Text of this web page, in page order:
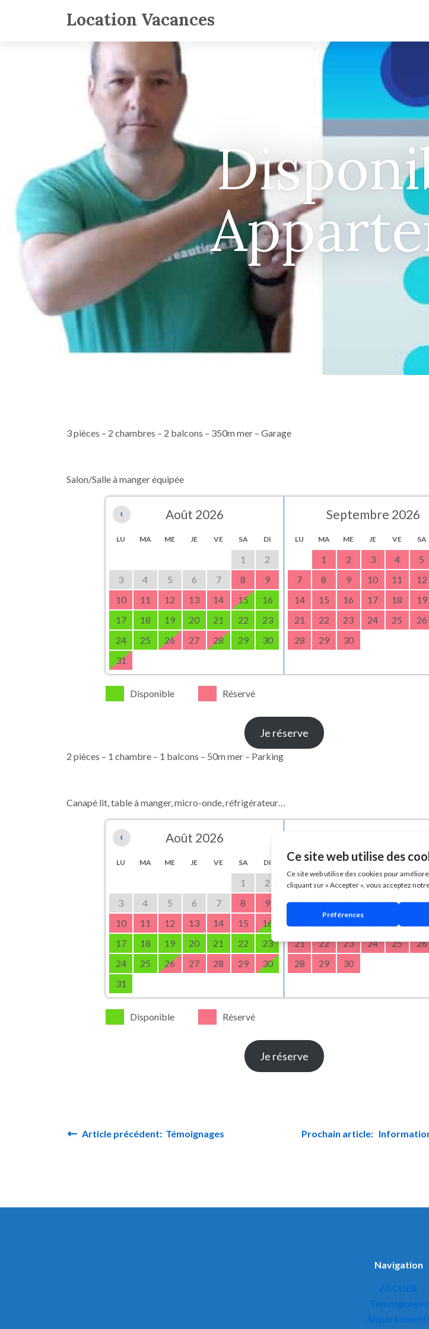
Location Vacances
3 pièces – 2 chambres – 2 balcons – 350m mer – Garage
Salon/Salle à manger équipée
‹ Août 2026
LU MA ME JE VE SA DI
1
2
3
4 5 6 7 8
9
10
11 12 13 14 15
16
17
18 19 20 21 22
23
24
25 26 27 28 29
30
31
Septembre 2026
LU MA ME JE VE SA
1 2 3 4 5
7
8 9 10 11 12
14
15 16 17 18 19
21
22 23 24 25 26
28
29 30
Disponible Réservé
Je réserve
2 pièces – 1 chambre – 1 balcons – 50m mer – Parking
Canapé lit, table à manger, micro-onde, réfrigérateur…
‹ Août 2026
LU MA ME JE VE SA DI
1
2
3
4 5 6 7 8
9
10
11 12 13 14 15
16
17
18 19 20 21 22
23
24
25 26 27 28 29
30
31
LU MA ME JE VE SA
1 2 3 4 5
7
8 9 10 11 12
18
21
22 23 24 25 26
28
29 30
Disponible Réservé
Je réserve
Navigation de l’article
Article précédent: Témoignages Prochain article:
Navigation
ACCUEIL
Témoignages